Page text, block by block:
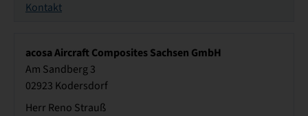
Kontakt
acosa Aircraft Composites Sachsen GmbH
Am Sandberg 3
02923 Kodersdorf
Herr Reno Strauß